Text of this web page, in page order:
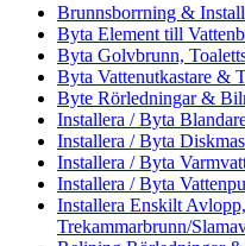
Brunnsborrning &
Byta Element till
Byta Golvbrunn,
Byta Vattenutkastare &
Byte Rörledningar &
Installera / Byta
Installera / Byta
Installera / Byta
Installera / Byta
Installera Enskilt
Trekammarbrunn/